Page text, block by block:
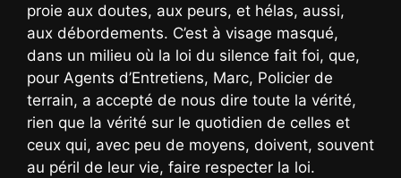
proie aux doutes, aux peurs, et hélas, aussi,
aux débordements. C’est à visage masqué,
dans un milieu où la loi du silence fait foi, que,
pour Agents d’Entretiens, Marc, Policier de
terrain, a accepté de nous dire toute la vérité,
rien que la vérité sur le quotidien de celles et
ceux qui, avec peu de moyens, doivent, souvent
au péril de leur vie, faire respecter la loi.